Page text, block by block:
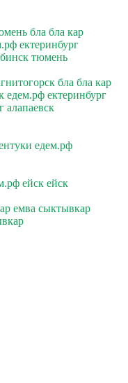
бла бла кар
ектеринбург
тюмень
бла бла кар
едем.рф ектеринбург
алапаевск
едем.рф
ейск ейск
емва сыктывкар